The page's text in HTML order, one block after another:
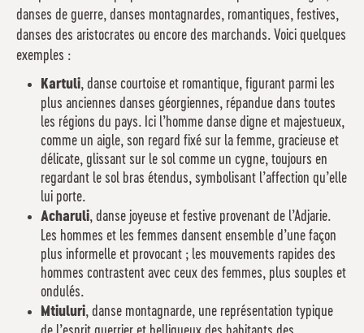
danses de guerre, danses montagnardes, romantiques, festives,
danses des aristocrates ou encore des marchands. Voici quelques
exemples :
Kartuli, danse courtoise et romantique, figurant parmi les
plus anciennes danses géorgiennes, répandue dans toutes
les régions du pays. Ici l’homme danse digne et majestueux,
comme un aigle, son regard fixé sur la femme, gracieuse et
délicate, glissant sur le sol comme un cygne, toujours en
regardant le sol bras étendus, symbolisant l’affection qu’elle
lui porte.
Acharuli, danse joyeuse et festive provenant de l’Adjarie.
Les hommes et les femmes dansent ensemble d’une façon
plus informelle et provocant ; les mouvements rapides des
hommes contrastent avec ceux des femmes, plus souples et
ondulés.
Mtiuluri, danse montagnarde, une représentation typique